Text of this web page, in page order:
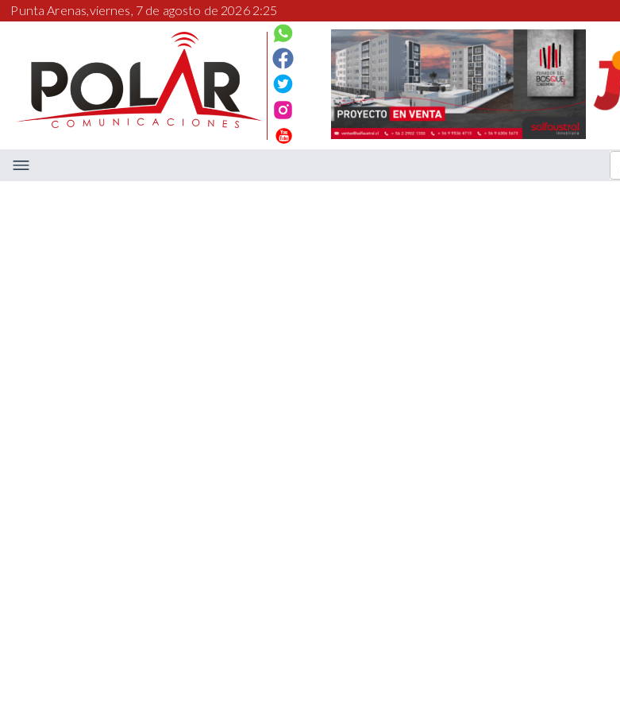
Punta Arenas,viernes, 7 de agosto de 2026 2:25